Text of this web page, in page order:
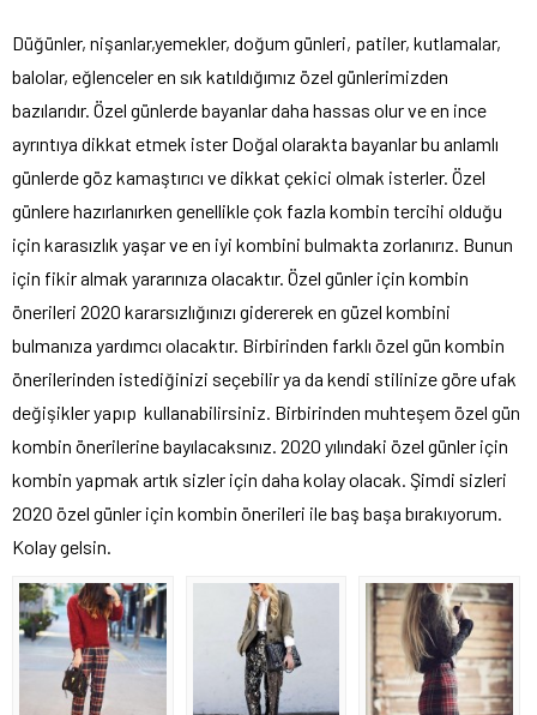
Düğünler, nişanlar,yemekler, doğum günleri, patiler, kutlamalar,
balolar, eğlenceler en sık katıldığımız özel günlerimizden
bazılarıdır. Özel günlerde bayanlar daha hassas olur ve en ince
ayrıntıya dikkat etmek ister Doğal olarakta bayanlar bu anlamlı
günlerde göz kamaştırıcı ve dikkat çekici olmak isterler. Özel
günlere hazırlanırken genellikle çok fazla kombin tercihi olduğu
için karasızlık yaşar ve en iyi kombini bulmakta zorlanırız. Bunun
için fikir almak yararınıza olacaktır. Özel günler için kombin
önerileri 2020 kararsızlığınızı gidererek en güzel kombini
bulmanıza yardımcı olacaktır. Birbirinden farklı özel gün kombin
önerilerinden istediğinizi seçebilir ya da kendi stilinize göre ufak
değişikler yapıp kullanabilirsiniz. Birbirinden muhteşem özel gün
kombin önerilerine bayılacaksınız. 2020 yılındaki özel günler için
kombin yapmak artık sizler için daha kolay olacak. Şimdi sizleri
2020 özel günler için kombin önerileri ile baş başa bırakıyorum.
Kolay gelsin.